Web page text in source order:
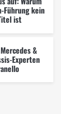
Führung kein
ist
&
Experten